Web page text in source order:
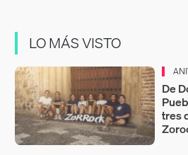
LO MÁS VISTO
De
tres